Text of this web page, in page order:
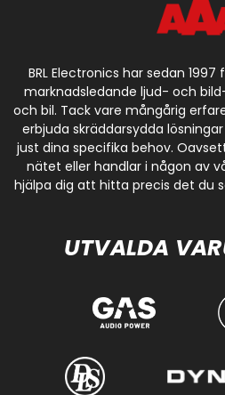
BRL Electronics har sedan
marknadsledande ljud- och
och bil. Tack vare mångårig
erbjuda skräddarsydda
just dina specifika behov.
nätet eller handlar i någon av
hjälpa dig att hitta precis det du
UTVALDA